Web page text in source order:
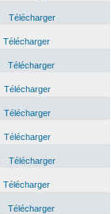
Télécharger
Télécharger
Télécharger
Télécharger
Télécharger
Télécharger
Télécharger
Télécharger
Télécharger